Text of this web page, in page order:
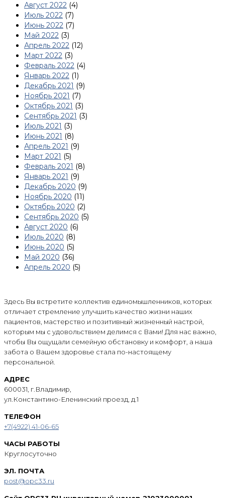
Август 2022 (4)
Июль 2022 (7)
Июнь 2022 (7)
Май 2022 (3)
Апрель 2022 (12)
Март 2022 (3)
Февраль 2022 (4)
Январь 2022 (1)
Декабрь 2021 (9)
Ноябрь 2021 (7)
Октябрь 2021 (3)
Сентябрь 2021 (3)
Июль 2021 (3)
Июнь 2021 (8)
Апрель 2021 (9)
Март 2021 (5)
Февраль 2021 (8)
Январь 2021 (9)
Декабрь 2020 (9)
Ноябрь 2020 (11)
Октябрь 2020 (2)
Сентябрь 2020 (5)
Август 2020 (6)
Июль 2020 (8)
Июнь 2020 (5)
Май 2020 (36)
Апрель 2020 (5)
Здесь Вы встретите коллектив единомышленников, которых
отличает стремление улучшить качество жизни наших
пациентов, мастерство и позитивный жизненный настрой,
которым мы с удовольствием делимся с Вами! Для нас важно,
чтобы Вы ощущали семейную обстановку и комфорт, а наша
забота о Вашем здоровье стала по-настоящему
персональной.
АДРЕС
600031, г.Владимир,
ул.Константино-Еленинский проезд, д.1
ТЕЛЕФОН
+7(4922) 41-06-65
ЧАСЫ РАБОТЫ
Круглосуточно
ЭЛ. ПОЧТА
post@opc33.ru